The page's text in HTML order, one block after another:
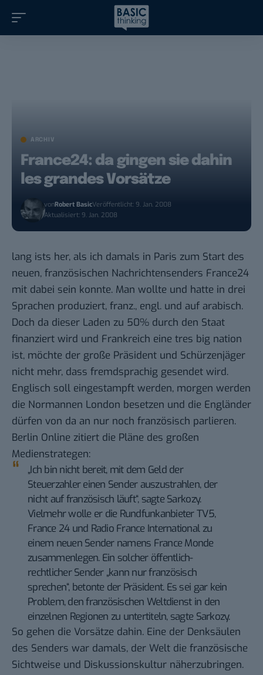
ARCHIV
France24: da gingen sie dahin
les grandes Vorsätze
vonRobert BasicVeröffentlicht: 9. Jan. 2008
Aktualisiert: 9. Jan. 2008
lang ists her, als ich damals in Paris zum Start des
neuen, französischen Nachrichtensenders France24
mit dabei sein konnte. Man wollte und hatte in drei
Sprachen produziert, franz., engl. und auf arabisch.
Doch da dieser Laden zu 50% durch den Staat
finanziert wird und Frankreich eine tres big nation
ist, möchte der große Präsident und Schürzenjäger
nicht mehr, dass fremdsprachig gesendet wird.
Englisch soll eingestampft werden, morgen werden
die Normannen London besetzen und die Engländer
dürfen von da an nur noch französisch parlieren.
Berlin Online zitiert die Pläne des großen
Medienstrategen:
„Ich bin nicht bereit, mit dem Geld der
Steuerzahler einen Sender auszustrahlen, der
nicht auf französisch läuft“, sagte Sarkozy.
Vielmehr wolle er die Rundfunkanbieter TV5,
France 24 und Radio France International zu
einem neuen Sender namens France Monde
zusammenlegen. Ein solcher öffentlich-
rechtlicher Sender „kann nur französisch
sprechen“, betonte der Präsident. Es sei gar kein
Problem, den französischen Weltdienst in den
einzelnen Regionen zu untertiteln, sagte Sarkozy.
So gehen die Vorsätze dahin. Eine der Denksäulen
des Senders war damals, der Welt die französische
Sichtweise und Diskussionskultur näherzubringen.